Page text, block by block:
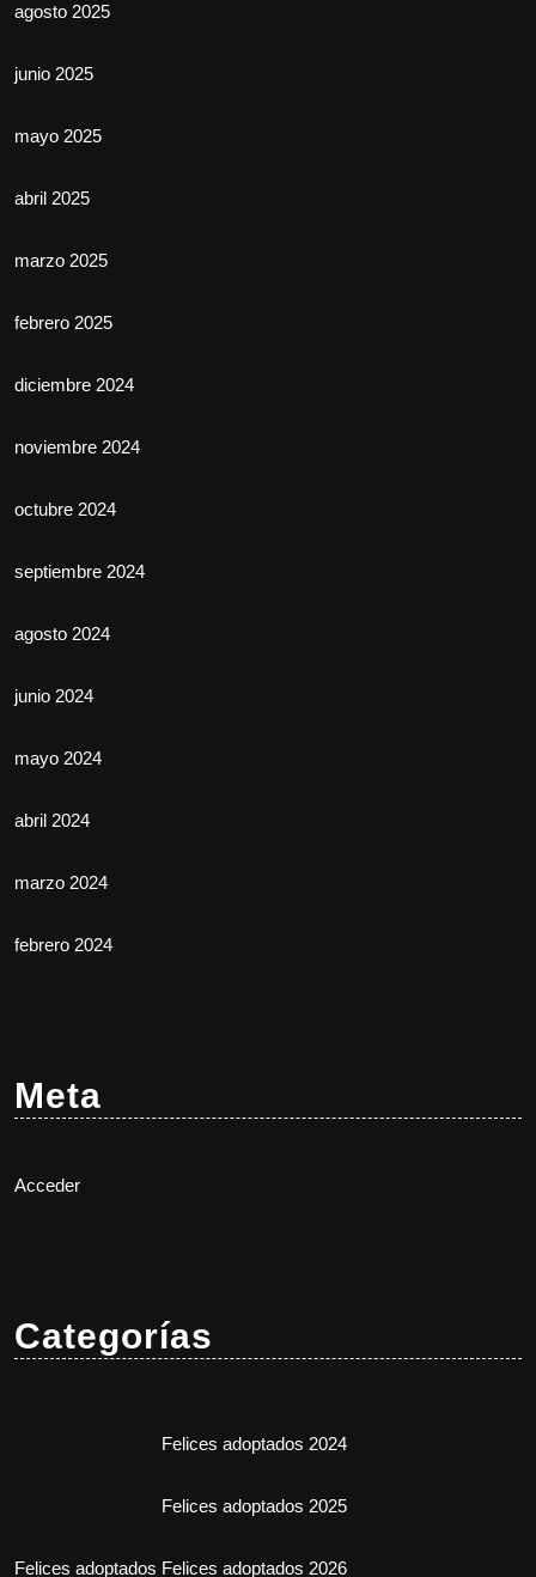
agosto 2025
junio 2025
mayo 2025
abril 2025
marzo 2025
febrero 2025
diciembre 2024
noviembre 2024
octubre 2024
septiembre 2024
agosto 2024
junio 2024
mayo 2024
abril 2024
marzo 2024
febrero 2024
Meta
Acceder
Categorías
Felices adoptados
Felices adoptados 2024
Felices adoptados 2025
Felices adoptados 2026